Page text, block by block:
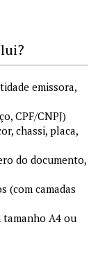
emissora,
CPF/CNPJ)
chassi, placa,
do documento,
(com camadas
tamanho A4 ou